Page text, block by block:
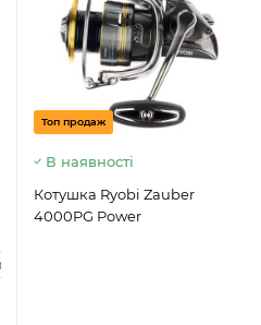
Топ продаж
В наявності
Котушка Ryobi Zauber
4000PG Power